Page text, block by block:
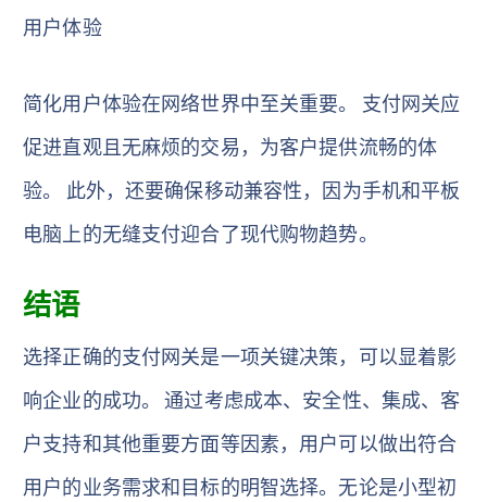
用户体验
简化用户体验在网络世界中至关重要。 支付网关应
促进直观且无麻烦的交易，为客户提供流畅的体
验。 此外，还要确保移动兼容性，因为手机和平板
电脑上的无缝支付迎合了现代购物趋势。
结语
选择正确的支付网关是一项关键决策，可以显着影
响企业的成功。 通过考虑成本、安全性、集成、客
户支持和其他重要方面等因素，用户可以做出符合
用户的业务需求和目标的明智选择。无论是小型初